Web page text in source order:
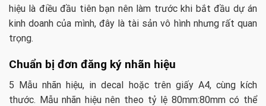
hiệu là điều đầu tiên bạn nên làm trước khi bắt đầu dự án
kinh doanh của mình, đây là tài sản vô hình nhưng rất quan
trọng.
Chuẩn bị đơn đăng ký nhãn hiệu
5 Mẫu nhãn hiệu, in decal hoặc trên giấy A4, cùng kích
thước. Mẫu nhãn hiệu nên theo tỷ lệ 80mm:80mm có thể